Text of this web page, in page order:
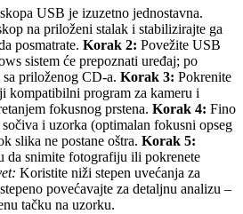
USB je izuzetno jednostavna.
na priloženi stalak i stabilizirajte ga
posmatrate. Korak 2: Povežite USB
sistem će prepoznati uređaj; po
priloženog CD-a. Korak 3: Pokrenite
kompatibilni program za kameru i
fokusnog prstena. Korak 4: Fino
i uzorka (optimalan fokusni opseg
slika ne postane oštra. Korak 5:
da snimite fotografiju ili pokrenete
Koristite niži stepen uvećanja za
povećavajte za detaljnu analizu –
tačku na uzorku.